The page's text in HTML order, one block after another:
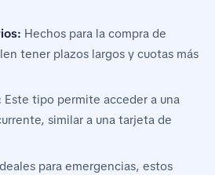
Hechos para la compra de
tener plazos largos y cuotas más
Este tipo permite acceder a una
similar a una tarjeta de
para emergencias, estos